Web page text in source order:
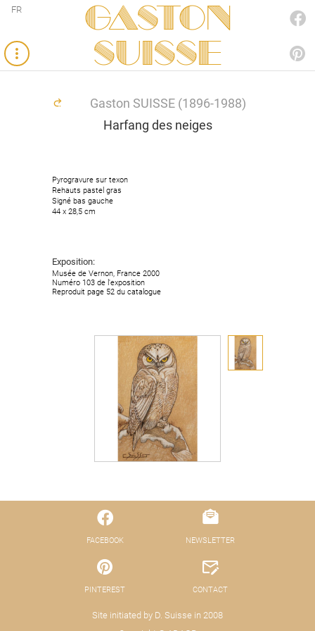
Gaston
SUISSE
FR
Gaston SUISSE (1896-1988)
Harfang des neiges
Pyrogravure sur texon
Rehauts pastel gras
Signé bas gauche
44 x 28,5 cm
Exposition:
Musée de Vernon, France 2000
Numéro 103 de l'exposition
Reproduit page 52 du catalogue
FACEBOOK
PINTEREST
Site initiated by D. Suisse in 2008
NEWSLETTER
CONTACT